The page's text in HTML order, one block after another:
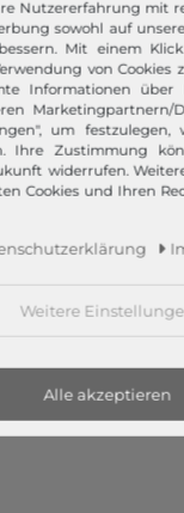
Bestellung schnell
Mehr dazu!
Große Auswahl, faire
Nutzererfahrung mit
sowohl auf
Mit einem
von Cookies
Informationen über
Marketingpartnern/
um festzulegen,
Ihre Zustimmung
widerrufen.
Cookies und Ihren
Weitere
Alle akzeptieren